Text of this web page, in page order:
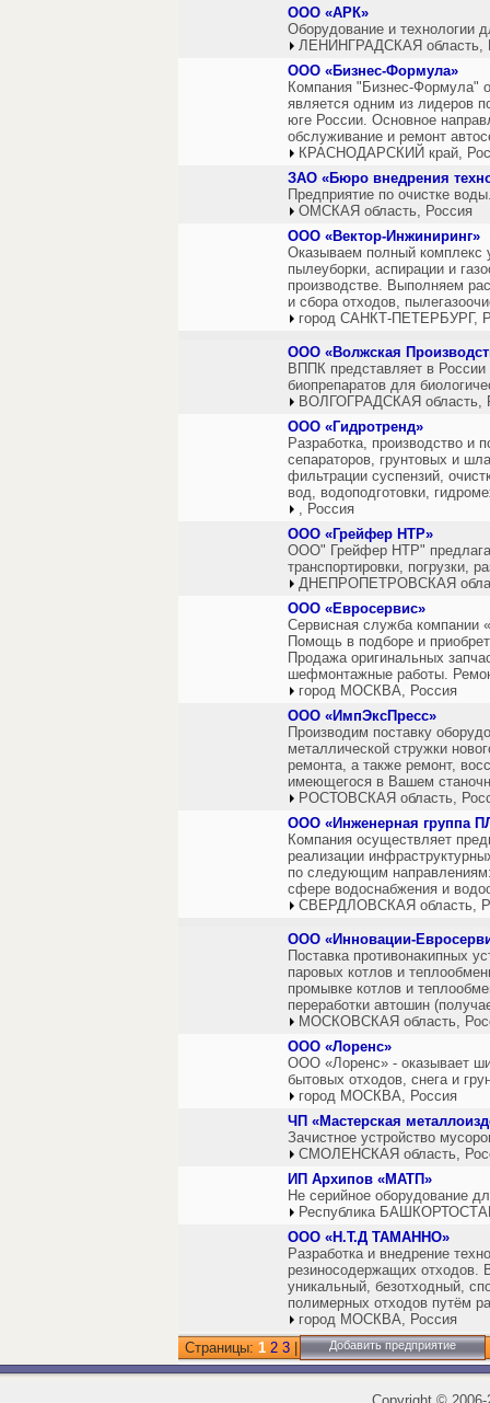
ООО «АРК»
Оборудование и технологии
ЛЕНИНГРАДСКАЯ область,
ООО «Бизнес-Формула»
Компания "Бизнес-Формула"
является одним из лидеров
юге России. Основное
обслуживание и ремонт
КРАСНОДАРСКИЙ край,
ЗАО «Бюро внедрения
Предприятие по очистке
ОМСКАЯ область, Россия
ООО «Вектор-Инжиниринг»
Оказываем полный комплекс
пылеуборки, аспирации и
производстве. Выполняем
и сбора отходов,
город САНКТ-ПЕТЕРБУРГ,
ООО «Волжская
ВППК представляет в России
биопрепаратов для
ВОЛГОГРАДСКАЯ область,
ООО «Гидротренд»
Разработка, производство и
сепараторов, грунтовых и
фильтрации суспензий,
вод, водоподготовки,
, Россия
ООО «Грейфер НТР»
ООО" Грейфер НТР"
транспортировки, погрузки,
ДНЕПРОПЕТРОВСКАЯ
ООО «Евросервис»
Сервисная служба компании
Помощь в подборе и
Продажа оригинальных
шефмонтажные работы.
город МОСКВА, Россия
ООО «ИмпЭксПресс»
Производим поставку
металлической стружки
ремонта, а также ремонт,
имеющегося в Вашем
РОСТОВСКАЯ область,
ООО «Инженерная группа
Компания осуществляет
реализации
по следующим
сфере водоснабжения и
СВЕРДЛОВСКАЯ область,
ООО «Инновации-
Поставка противонакипных
паровых котлов и
промывке котлов и
переработки автошин
МОСКОВСКАЯ область,
ООО «Лоренс»
ООО «Лоренс» - оказывает
бытовых отходов, снега и
город МОСКВА, Россия
ЧП «Мастерская
Зачистное устройство
СМОЛЕНСКАЯ область,
ИП Архипов «МАТП»
Не серийное оборудование
Республика
ООО «Н.Т.Д ТАМАННО»
Разработка и внедрение
резиносодержащих отходов.
уникальный, безотходный,
полимерных отходов путём
город МОСКВА, Россия
Страницы: 1 2 3 Добавить предприятие